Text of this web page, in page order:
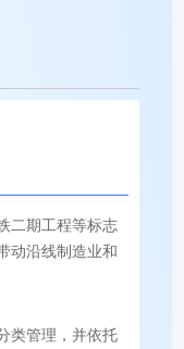
二期工程等标志
动沿线制造业和
类管理，并依托